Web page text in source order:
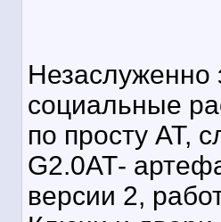
социальные
по просту АТ,
G2.0АТ-
версии 2,